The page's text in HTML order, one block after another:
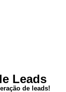
Leads
de leads!